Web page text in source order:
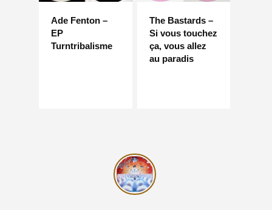
Ade Fenton –
EP
Turntribalisme
The Bastards –
Si vous touchez
ça, vous allez
au paradis